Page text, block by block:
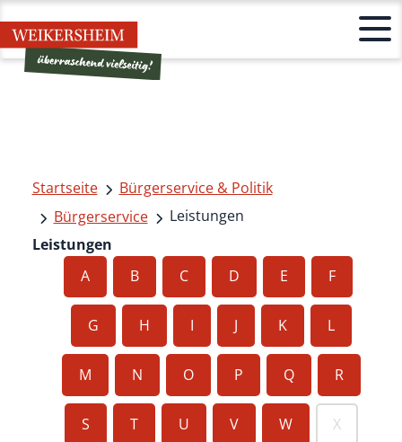
Startseite
Bürgerservice & Politik
Bürgerservice
Leistungen
Leistungen
A
B C D E F
G H I J K L
M N O P Q R
S T U V W X